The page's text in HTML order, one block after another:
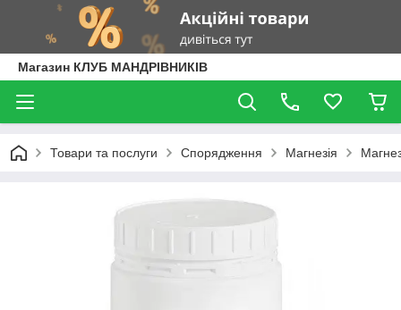
Магазин КЛУБ МАНДРІВНИКІВ
Товари та послуги Спорядження Магнезія